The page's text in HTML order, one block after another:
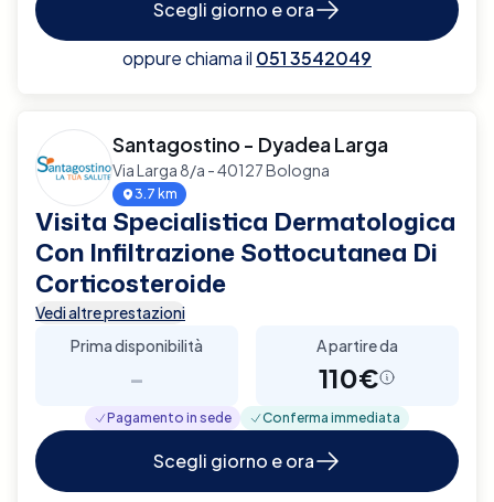
Scegli giorno e ora
oppure chiama il 051 3542049
Santagostino - Dyadea Larga
Via Larga 8/a - 40127 Bologna
3.7 km
Visita Specialistica Dermatologica
Con Infiltrazione Sottocutanea Di
Corticosteroide
Vedi altre prestazioni
Prima disponibilità
-
A partire da
110€
Pagamento in sede Conferma immediata
Scegli giorno e ora